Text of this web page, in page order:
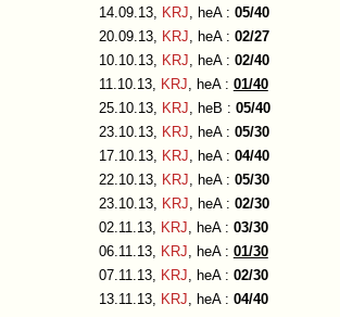
14.09.13, KRJ, heA : 05/40
20.09.13, KRJ, heA : 02/27
10.10.13, KRJ, heA : 02/40
11.10.13, KRJ, heA : 01/40
25.10.13, KRJ, heB : 05/40
23.10.13, KRJ, heA : 05/30
17.10.13, KRJ, heA : 04/40
22.10.13, KRJ, heA : 05/30
23.10.13, KRJ, heA : 02/30
02.11.13, KRJ, heA : 03/30
06.11.13, KRJ, heA : 01/30
07.11.13, KRJ, heA : 02/30
13.11.13, KRJ, heA : 04/40